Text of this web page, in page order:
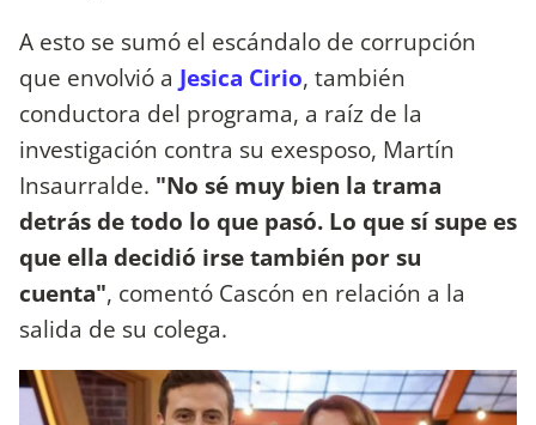
A esto se sumó el escándalo de corrupción
que envolvió a Jesica Cirio, también
conductora del programa, a raíz de la
investigación contra su exesposo, Martín
Insaurralde. "No sé muy bien la trama
detrás de todo lo que pasó. Lo que sí supe es
que ella decidió irse también por su
cuenta", comentó Cascón en relación a la
salida de su colega.